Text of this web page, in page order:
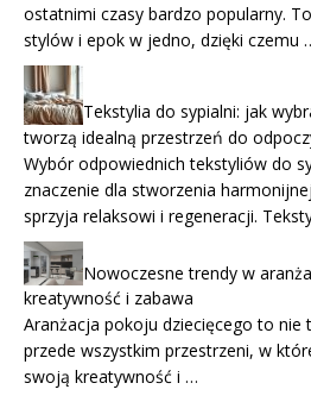
ostatnimi czasy bardzo popularny.
stylów i epok w jedno, dzięki czemu
Tekstylia do sypialni: jak
tworzą idealną przestrzeń do
Wybór odpowiednich tekstyliów do
znaczenie dla stworzenia
sprzyja relaksowi i regeneracji.
Nowoczesne trendy w
kreatywność i zabawa
Aranżacja pokoju dziecięcego to nie
przede wszystkim przestrzeni, w
swoją kreatywność i …